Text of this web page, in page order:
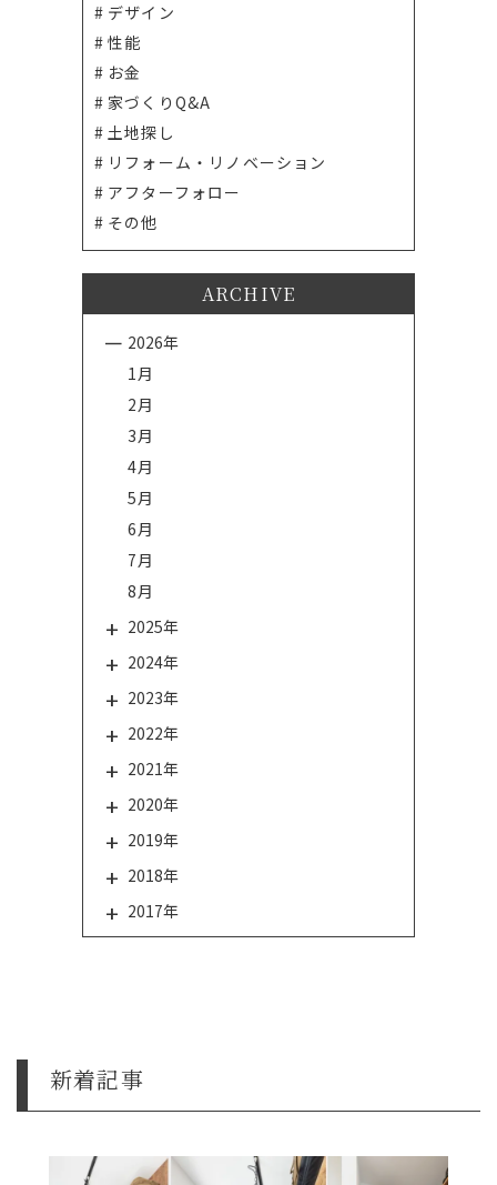
デザイン
性能
お金
家づくりQ&A
土地探し
リフォーム・リノベーション
アフターフォロー
その他
ARCHIVE
2026年
1月
2月
3月
4月
5月
6月
7月
8月
2025年
2024年
2023年
2022年
2021年
2020年
2019年
2018年
2017年
新着記事